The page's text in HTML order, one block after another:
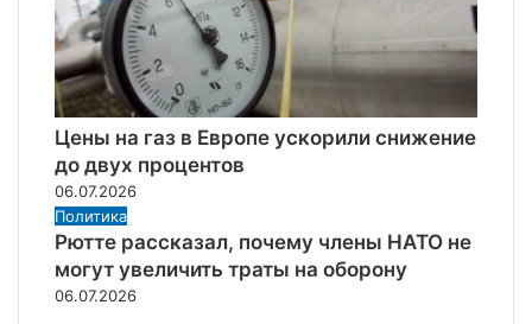
Цены на газ в Европе ускорили снижение
до двух процентов
06.07.2026
Политика
Рютте рассказал, почему члены НАТО не
могут увеличить траты на оборону
06.07.2026